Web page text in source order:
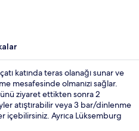
katında teras olanağı sunar ve
mesafesinde olmanızı sağlar.
ziyaret ettikten sonra 2
atıştırabilir veya 3 bar/dinlenme
içebilirsiniz. Ayrıca Lüksemburg